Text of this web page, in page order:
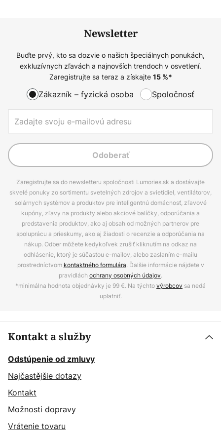
Newsletter
Buďte prvý, kto sa dozvie o našich špeciálnych ponukách,
exkluzívnych zľavách a najnovších trendoch v osvetlení.
Zaregistrujte sa teraz a získajte 15%*
Zákazník – fyzická osoba Spoločnosť
Odoberať
Zaregistrujte sa do newsletteru spoločnosti Lumories.sk a dostávajte
skvelé ponuky zo sortimentu svetelných zdrojov a svietidiel, ventilátorov,
solárnych systémov a produktov pre inteligentnú domácnosť, zľavové
kupóny, zľavy na produkty alebo akciové balíčky, odporúčania a
predstavenia produktov, ako aj obsah od možných partnerov pre
spoluprácu a prieskumy, ako aj žiadosti o recenzie a odporúčania na
nákup. Odber môžete kedykoľvek zrušiť kliknutím na odkaz na
odhlásenie, ktorý je súčasťou e-mailov, alebo zaslaním e-mailu
prostredníctvom kontaktného formulára. Ďalšie informácie nájdete v
pravidlách ochrany osobných údajov.
*minimálna hodnota objednávky je 99 €. Na týchtovýrobcov sa nedá
uplatniť.
Kontakt a služby
Odstúpenie od zmluvy
Najčastějšie dotazy
Kontakt
Možnosti dopravy
Vrátenie tovaru